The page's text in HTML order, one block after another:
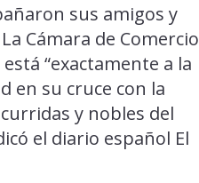
sus amigos y
Cámara de Comercio
“exactamente a la
en su cruce con la
y nobles del
el diario español El